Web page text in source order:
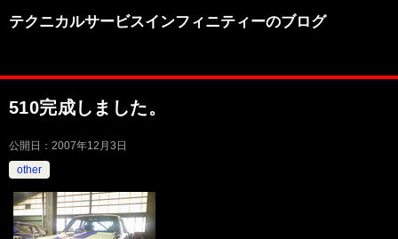
テクニカルサービスインフィニティーのブログ
510完成しました。
公開日： 2007年12月3日
other